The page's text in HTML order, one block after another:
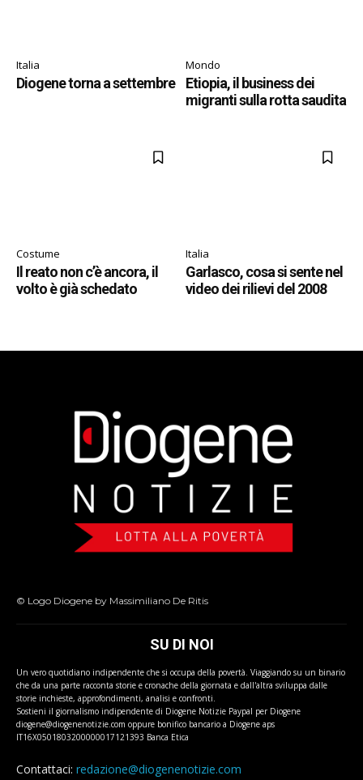
Italia
Diogene torna a settembre
Mondo
Etiopia, il business dei
migranti sulla rotta saudita
Costume
Il reato non c’è ancora, il
volto è già schedato
Italia
Garlasco, cosa si sente nel
video dei rilievi del 2008
© Logo Diogene by Massimiliano De Ritis
SU DI NOI
Un vero quotidiano indipendente che si occupa della povertà. Viaggiando su un binario
che da una parte racconta storie e cronache della giornata e dall'altra sviluppa dalle
storie inchieste, approfondimenti, analisi e confronti.
Sostieni il giornalismo indipendente di Diogene Notizie Paypal per Diogene
diogene@diogenenotizie.com oppure bonifico bancario a Diogene aps
IT16X0501803200000017121393 Banca Etica
Contattaci: redazione@diogenenotizie.com